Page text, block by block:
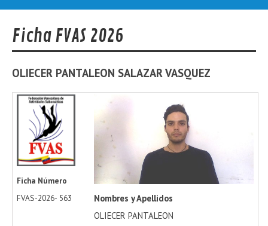
Ficha FVAS 2026
OLIECER PANTALEON SALAZAR VASQUEZ
Ficha Número
FVAS-2026- 563
Nombres y Apellidos
OLIECER PANTALEON